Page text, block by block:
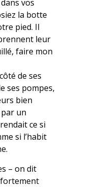
vos
la botte
pied. Il
leur
faire mon
de ses
ses pompes,
bien
un
ce si
si l’habit
– on dit
fortement